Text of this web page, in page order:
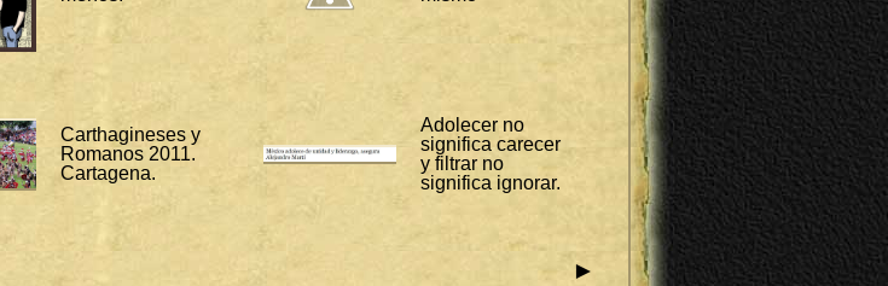
Carthagineses y
Romanos 2011.
Cartagena.
Adolecer no
significa carecer
y filtrar no
significa ignorar.
►